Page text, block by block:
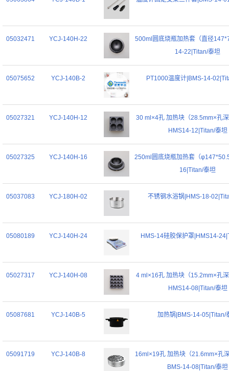
05032471 YCJ-140H-22
500ml圆底烧瓶加热套（直径
14-22|Titan/泰坦
05075652 YCJ-140B-2 PT1000温度计|BMS-14-
05027321 YCJ-140H-12
30 ml×4孔 加热块（28.5mm×孔
HMS14-12|Titan/泰坦
05027325 YCJ-140H-16
250ml圆底烧瓶加热套（
16|Titan/泰坦
05037083 YCJ-180H-02 不锈钢水浴锅|HMS-18-
05080189 YCJ-140H-24 HMS-14硅胶保护罩|HMS14-
05027317 YCJ-140H-08
4 ml×16孔 加热块（15.2mm×孔
HMS14-08|Titan/泰坦
05087681 YCJ-140B-5 加热锅|BMS-14-05|Titan/
05091719 YCJ-140B-8
16ml×19孔 加热块（21.6mm×孔
BMS-14-08|Titan/泰坦